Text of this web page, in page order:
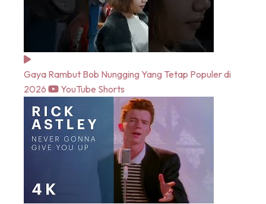
Gaya Rambut Bob Nungging Yang Tetap Populer di
2026
YouTube Shorts